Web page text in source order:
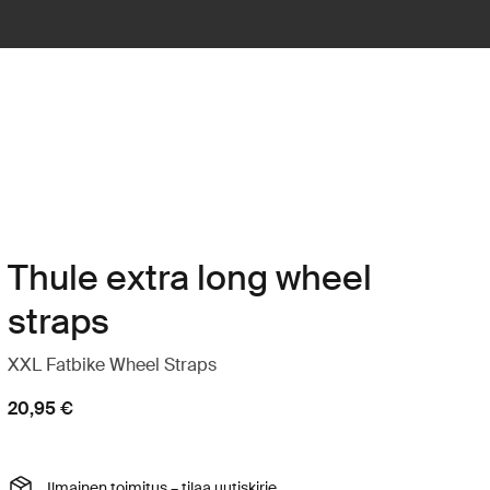
Thule extra long wheel
straps
XXL Fatbike Wheel Straps
20,95 €